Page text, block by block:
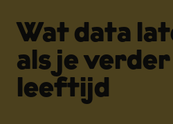
Wat data
als je
leeftijd